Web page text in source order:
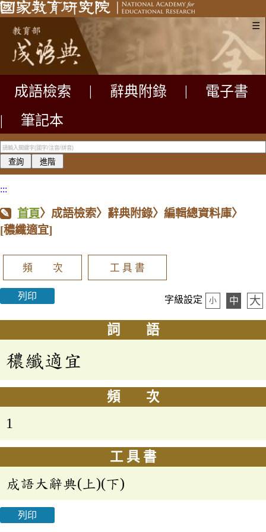
☰
成語檢索 辭典附錄
電子書
|
筆記本
:::
首頁〉成語檢索〉辭典附錄〉編輯總資料庫〉
[穠纖適宜]
頻 次 工 具 書
列印 字級設定 小 中 大
詞 語
穠纖適宜
頻 次
1
工 具 書
成語大辭典(上)(下)
列印